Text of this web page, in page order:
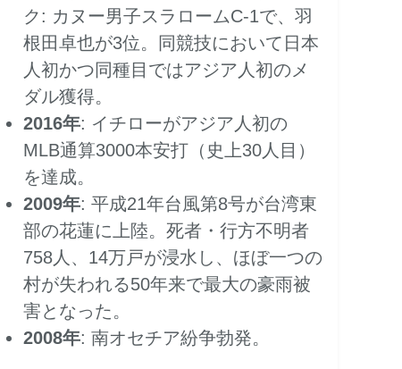
ク: カヌー男子スラロームC-1で、羽
根田卓也が3位。同競技において日本
人初かつ同種目ではアジア人初のメ
ダル獲得。
2016年: イチローがアジア人初の
MLB通算3000本安打（史上30人目）
を達成。
2009年: 平成21年台風第8号が台湾東
部の花蓮に上陸。死者・行方不明者
758人、14万戸が浸水し、ほぼ一つの
村が失われる50年来で最大の豪雨被
害となった。
2008年: 南オセチア紛争勃発。